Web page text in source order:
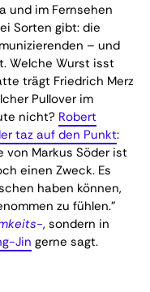
und im Fernsehen
Sorten gibt: die
– und
Welche Wurst isst
trägt Friedrich Merz
Pullover im
nicht? Robert
taz auf den Punkt:
von Markus Söder ist
einen Zweck. Es
haben können,
zu fühlen.”
, sondern in
Jin gerne sagt.